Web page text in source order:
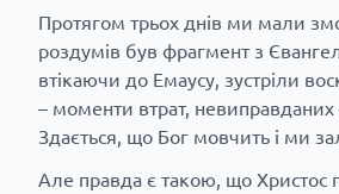
Протягом трьох днів ми мали
роздумів був фрагмент з
втікаючи до Емаусу, зустріли
– моменти втрат, невиправданих
Здається, що Бог мовчить і ми
Але правда є такою, що Христос